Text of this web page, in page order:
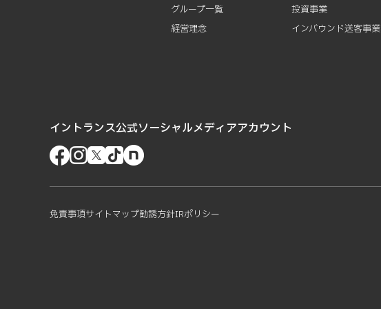
グループ一覧
経営理念
投資事業
インバウンド送客事業
イントランス公式ソーシャルメディアアカウント
免責事項サイトマップ勧誘方針IRポリシー